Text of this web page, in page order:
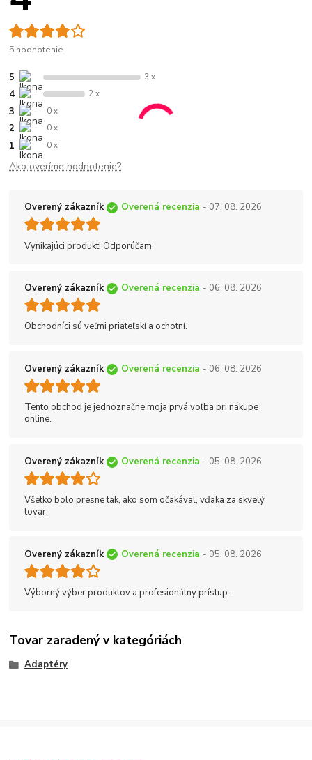
5 hodnotenie
5 3 x
4 2 x
3 0 x
2 0 x
1 0 x
Ako overíme hodnotenie?
Overený zákazník Overená recenzia - 07. 08. 2026
Vynikajúci produkt! Odporúčam
Overený zákazník Overená recenzia - 06. 08. 2026
Obchodníci sú veľmi priateľskí a ochotní.
Overený zákazník Overená recenzia - 06. 08. 2026
Tento obchod je jednoznačne moja prvá voľba pri nákupe
online.
Overený zákazník Overená recenzia - 05. 08. 2026
Všetko bolo presne tak, ako som očakával, vďaka za skvelý
tovar.
Overený zákazník Overená recenzia - 05. 08. 2026
Výborný výber produktov a profesionálny prístup.
Tovar zaradený v kategóriách
Adaptéry